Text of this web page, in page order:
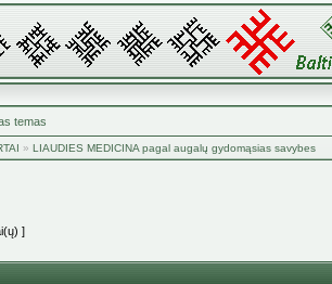
temas
» LIAUDIES MEDICINA pagal augalų gydomąsias savybes
]